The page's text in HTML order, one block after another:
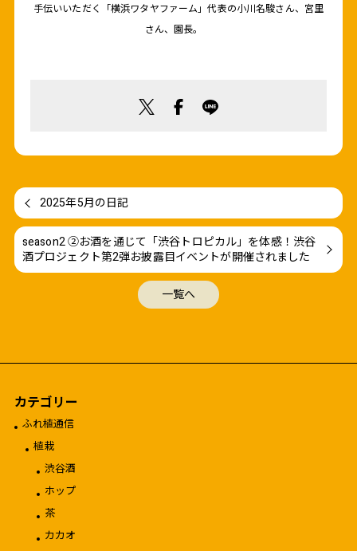
手伝いいただく「横浜ワタヤファーム」代表の小川名駿さん、宮里
さん、園長。
2025年5月の日記
season2 ②お酒を通じて「渋谷トロピカル」を体感！渋谷
酒プロジェクト第2弾お披露目イベントが開催されました
一覧へ
カテゴリー
ふれ植通信
植栽
渋谷酒
ホップ
茶
カカオ